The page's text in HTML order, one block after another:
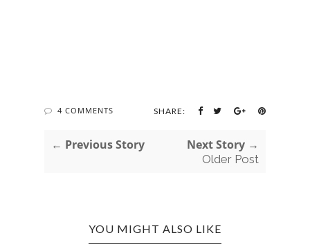
4 COMMENTS SHARE:
← Previous Story Next Story →
Older Post
YOU MIGHT ALSO LIKE